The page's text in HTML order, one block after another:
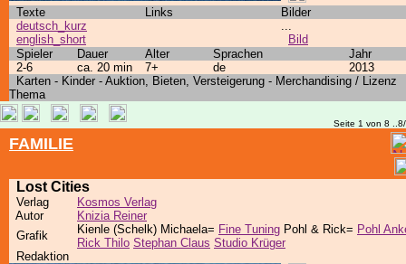
Texte Links
Bilder
deutsch_kurz
english_short
...
Bild
Spieler
Dauer Alter Sprachen
Jahr
2-6
ca. 20 min 7+ de
2013
Karten - Kinder - Auktion, Bieten, Versteigerung - Merchandising / Lizenz
Thema
Seite 1 von 8
FAMILIE
Lost Cities
Verlag
Kosmos Verlag
Autor
Knizia Reiner
Grafik
Kienle (Schelk) Michaela= Fine Tuning Pohl & Rick= Pohl
Rick Thilo Stephan Claus Studio Krüger
Redaktion